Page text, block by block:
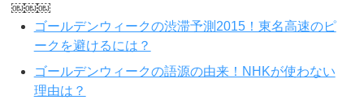
￼￼￼
ゴールデンウィークの渋滞予測2015！東名高速のピ
ークを避けるには？
ゴールデンウィークの語源の由来！NHKが使わない
理由は？